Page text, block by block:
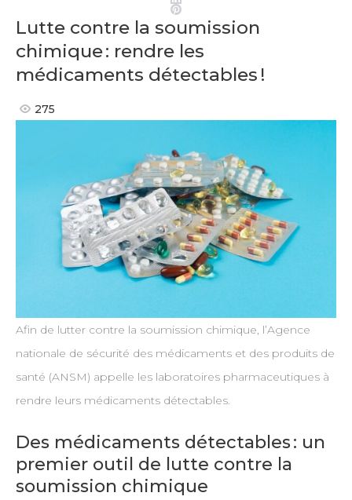
Pinterest
Lutte contre la soumission
chimique : rendre les
médicaments détectables !
275
Afin de lutter contre la soumission chimique, l’Agence
nationale de sécurité des médicaments et des produits de
santé (ANSM) appelle les laboratoires pharmaceutiques à
rendre leurs médicaments détectables.
Des médicaments détectables : un
premier outil de lutte contre la
soumission chimique